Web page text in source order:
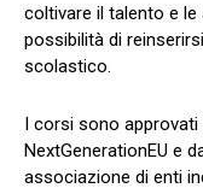
coltivare il talento e
possibilità di
scolastico.
I corsi sono approvati
NextGenerationEU e
associazione di enti